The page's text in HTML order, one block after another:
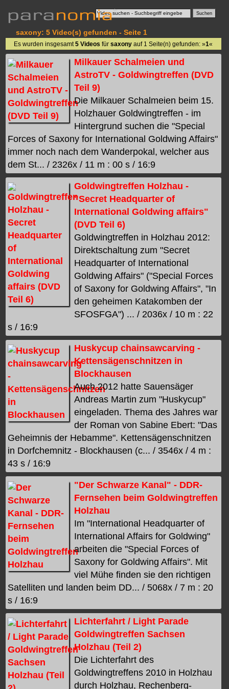
saxony: 5 Video(s) gefunden - Seite 1
Es wurden insgesamt5 Videos fürsaxony auf 1 Seite(n) gefunden: »1«
Milkauer Schalmeien und
AstroTV - Goldwingtreffen (DVD
Teil 9)
Die Milkauer Schalmeien beim 15.
Holzhauer Goldwingtreffen - im
Hintergrund suchen die "Special
Forces of Saxony for International Goldwing Affairs"
immer noch nach dem Wanderpokal, welcher aus
dem St... / 2326x / 11 m : 00 s / 16:9
Goldwingtreffen Holzhau -
"Secret Headquarter of
International Goldwing affairs"
(DVD Teil 6)
Goldwingtreffen in Holzhau 2012:
Direktschaltung zum "Secret
Headquarter of International
Goldwing Affairs" ("Special Forces
of Saxony for Goldwing Affairs", "In
den geheimen Katakomben der
SFOSFGA") ... / 2036x / 10 m : 22
s / 16:9
Huskycup chainsawcarving -
Kettensägenschnitzen in
Blockhausen
Auch 2012 hatte Sauensäger
Andreas Martin zum "Huskycup"
eingeladen. Thema des Jahres war
der Roman von Sabine Ebert: "Das
Geheimnis der Hebamme". Kettensägenschnitzen
in Dorfchemnitz - Blockhausen (c... / 3546x / 4 m :
43 s / 16:9
"Der Schwarze Kanal" - DDR-
Fernsehen beim Goldwingtreffen
Holzhau
Im "International Headquarter of
International Affairs for Goldwing"
arbeiten die "Special Forces of
Saxony for Goldwing Affairs". Mit
viel Mühe finden sie den richtigen
Satelliten und landen beim DD... / 5068x / 7 m : 20
s / 16:9
Lichterfahrt / Light Parade
Goldwingtreffen Sachsen
Holzhau (Teil 2)
Die Lichterfahrt des
Goldwingtreffens 2010 in Holzhau
durch Holzhau, Rechenberg-